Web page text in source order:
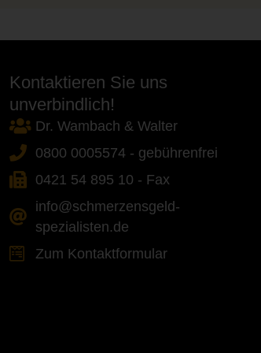
Kontaktieren Sie uns
unverbindlich!
Dr. Wambach & Walter
0800 0005574 - gebührenfrei
0421 54 895 10 - Fax
info@schmerzensgeld-
spezialisten.de
Zum Kontaktformular